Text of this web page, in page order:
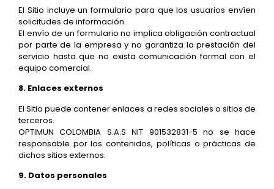
El Sitio incluye un formulario para que los usuarios envíen
solicitudes de información.
El envío de un formulario no implica obligación contractual
por parte de la empresa y no garantiza la prestación del
servicio hasta que no exista comunicación formal con el
equipo comercial.
8. Enlaces externos
El Sitio puede contener enlaces a redes sociales o sitios de
terceros.
OPTIMUN COLOMBIA S.A.S NIT 901532831-5 no se hace
responsable por los contenidos, políticas o prácticas de
dichos sitios externos.
9. Datos personales